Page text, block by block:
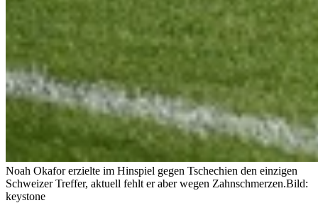
Noah Okafor erzielte im Hinspiel gegen Tschechien den einzigen
Schweizer Treffer, aktuell fehlt er aber wegen Zahnschmerzen.Bild:
keystone